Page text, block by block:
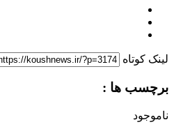
لینک کوتاه
برچسب ها :
ناموجود